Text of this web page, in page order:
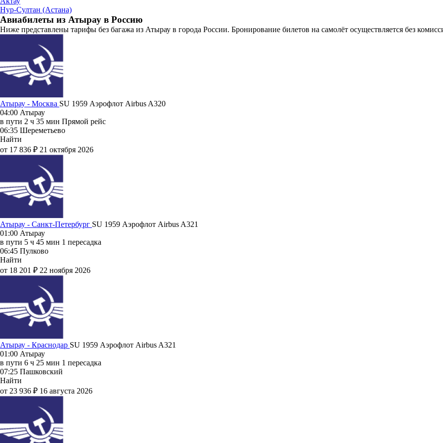
Нур-Султан (Астана)
Авиабилеты из Атырау в Россию
Ниже представлены тарифы без багажа из Атырау в города России. Бронирование билетов на самолёт осуществляется без
Атырау - Москва SU 1959 Аэрофлот Airbus A320
04:00 Атырау
в пути 2 ч 35 мин Прямой рейс
06:35 Шереметьево
Найти
от 17 836 ₽ 21 октября 2026
Атырау - Санкт-Петербург SU 1959 Аэрофлот Airbus A321
01:00 Атырау
в пути 5 ч 45 мин 1 пересадка
06:45 Пулково
Найти
от 18 201 ₽ 22 ноября 2026
Атырау - Краснодар SU 1959 Аэрофлот Airbus A321
01:00 Атырау
в пути 6 ч 25 мин 1 пересадка
07:25 Пашковский
Найти
от 23 936 ₽ 16 августа 2026